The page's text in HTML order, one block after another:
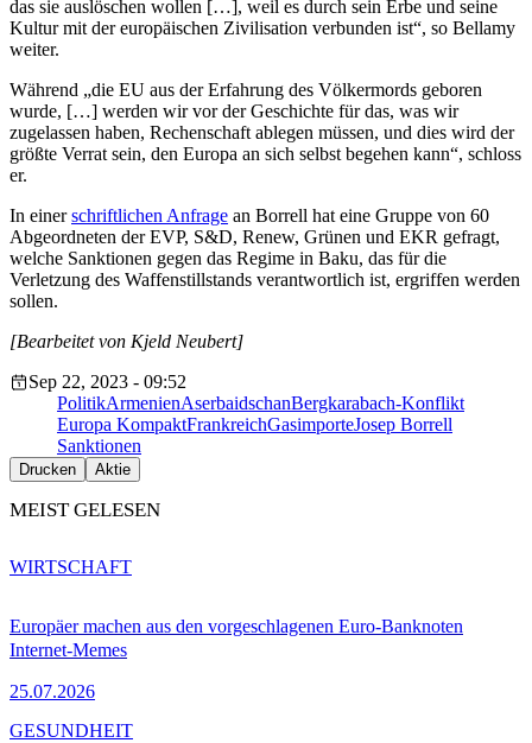
das sie auslöschen wollen […], weil es durch sein Erbe und seine
Kultur mit der europäischen Zivilisation verbunden ist“, so Bellamy
weiter.
Während „die EU aus der Erfahrung des Völkermords geboren
wurde, […] werden wir vor der Geschichte für das, was wir
zugelassen haben, Rechenschaft ablegen müssen, und dies wird der
größte Verrat sein, den Europa an sich selbst begehen kann“, schloss
er.
In einerschriftlichen Anfrage an Borrell hat eine Gruppe von 60
Abgeordneten der EVP, S&D, Renew, Grünen und EKR gefragt,
welche Sanktionen gegen das Regime in Baku, das für die
Verletzung des Waffenstillstands verantwortlich ist, ergriffen werden
sollen.
[Bearbeitet von Kjeld Neubert]
Sep 22, 2023 - 09:52
PolitikArmenienAserbaidschanBergkarabach-Konflikt
Europa KompaktFrankreichGasimporteJosep Borrell
Sanktionen
Drucken Aktie
MEIST GELESEN
Europäer machen aus den vorgeschlagenen Euro-Banknoten
Internet-Memes
25.07.2026
WIRTSCHAFT
GESUNDHEIT